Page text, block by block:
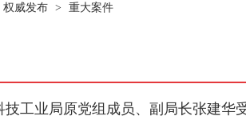
权威发布 > 重大案件
技工业局原党组成员、副局长张建华